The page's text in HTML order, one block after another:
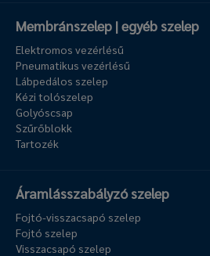
Membránszelep | egyéb szelep
Elektromos vezérlésű
Pneumatikus vezérlésű
Lábpedálos szelep
Kézi tolószelep
Golyóscsap
Szűrőblokk
Tartozék
Áramlásszabályzó szelep
Fojtó-visszacsapó szelep
Fojtó szelep
Visszacsapó szelep